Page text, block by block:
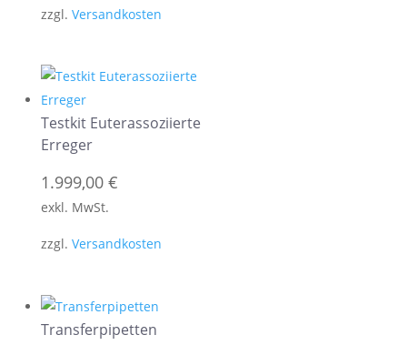
zzgl.Versandkosten
Testkit Euterassoziierte
Erreger
1.999,00€
exkl. MwSt.
zzgl.Versandkosten
Transferpipetten